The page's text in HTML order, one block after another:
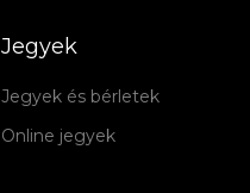
Jegyek
Jegyek és bérletek
Online jegyek